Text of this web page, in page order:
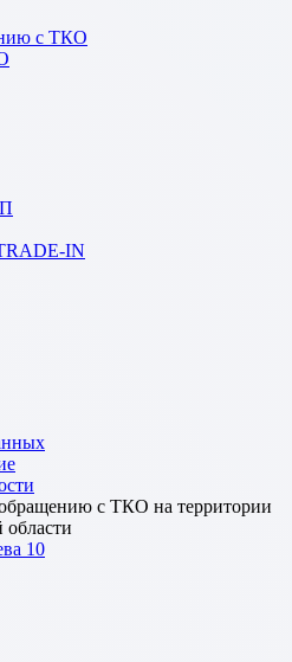
с ТКО
IN
с ТКО на территории
10